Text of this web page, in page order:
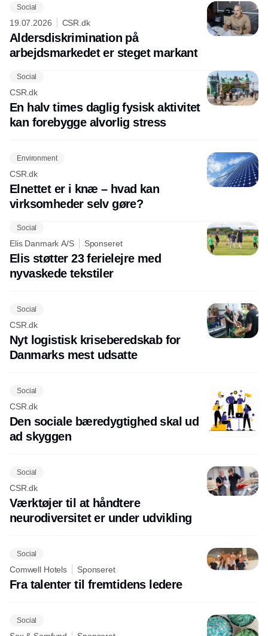
Social
19.07.2026 CSR.dk
Aldersdiskrimination på
arbejdsmarkedet er steget markant
Social
CSR.dk
En halv times daglig fysisk aktivitet
kan forebygge alvorlig stress
Environment
CSR.dk
Elnettet er i knæ – hvad kan
virksomheder selv gøre?
Social
Elis Danmark A/S Sponseret
Elis støtter 23 ferielejre med
nyvaskede tekstiler
Social
CSR.dk
Nyt logistisk kriseberedskab for
Danmarks mest udsatte
Social
CSR.dk
Den sociale bæredygtighed skal ud
ad skyggen
Social
CSR.dk
Værktøjer til at håndtere
neurodiversitet er under udvikling
Social
Comwell Hotels Sponseret
Fra talenter til fremtidens ledere
Social